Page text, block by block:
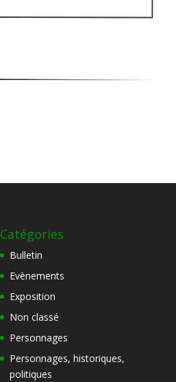
Catégories
Bulletin
Evènements
Exposition
Non classé
Personnages
Personnages, historiques,
politiques